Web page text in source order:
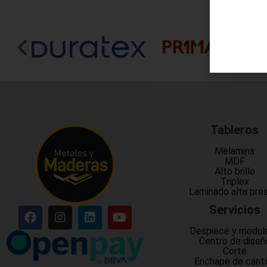
Tableros
Melamina
MDF
Alto brillo
Triplex
Laminado alta
Servicios
Despiece y
Centro de
Corte
Enchape de